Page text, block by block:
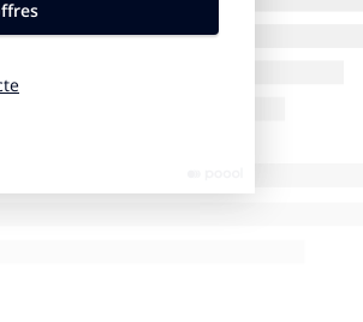
permettre d’augmenter sa valeur aux